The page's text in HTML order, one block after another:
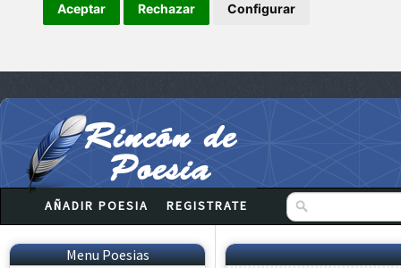
Aceptar Rechazar Configurar
AÑADIR POESIA REGISTRATE
Menu Poesias